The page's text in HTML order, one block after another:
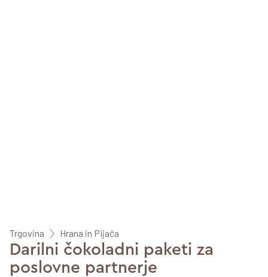
Trgovina Hrana in Pijača
Darilni čokoladni paketi za
poslovne partnerje